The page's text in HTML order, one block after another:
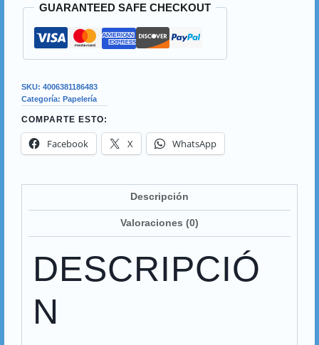
GUARANTEED SAFE CHECKOUT
SKU: 4006381186483
Categoría: Papelería
COMPARTE ESTO:
Facebook X WhatsApp
Descripción
Valoraciones (0)
DESCRIPCIÓ
N